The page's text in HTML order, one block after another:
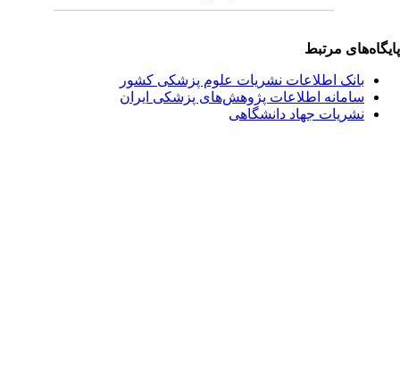
مرتبط
بانک اطلاعات نشریات علوم پزشکی کشور
سامانه اطلاعات پژوهش‌های پزشکی ایران
نشریات جهاد دانشگاهی